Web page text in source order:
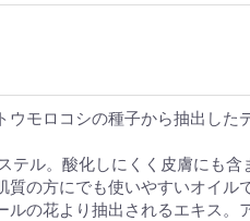
ウモロコシの種子から抽出し
テル。酸化しにくく皮膚にも
の方にでも使いやすいオイルで
ルの花より抽出されるエキス